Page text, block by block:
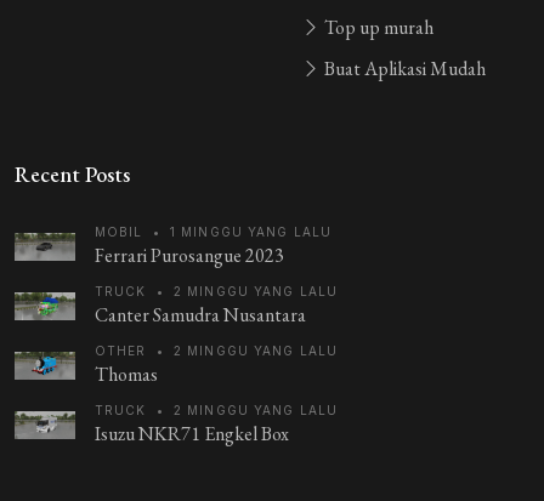
Top up murah
Buat Aplikasi Mudah
Recent Posts
MOBIL • 1 MINGGU YANG LALU
Ferrari Purosangue 2023
TRUCK • 2 MINGGU YANG LALU
Canter Samudra Nusantara
OTHER • 2 MINGGU YANG LALU
Thomas
TRUCK • 2 MINGGU YANG LALU
Isuzu NKR71 Engkel Box